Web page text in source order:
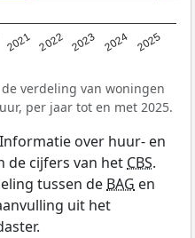
2021 2022 2023 2024 2025
verdeling van woningen
per jaar tot en met 2025.
over huur- en
de cijfers van het CBS.
tussen de BAG en
uit het